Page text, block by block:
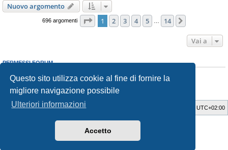
Questo sito utilizza cookie al fine di fornire la
migliore navigazione possibile
Ulteriori informazioni
Accetto
Nuovo argomento
696 argomenti Pagina di 14
1 2 3 4 5 14
Vai a
PERMESSI FORUM
Non puoirispondere negli argomenti
Non puoi
modificare i tuoi messaggi
Non puoicancellare i tuoi messaggi
Indice UTC+02:00
GTA game
phpBB® Forum Software © phpBB Limited
phpBB-Italia.it